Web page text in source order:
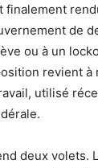
de
ou à un
revient
utilisé
deux volets.